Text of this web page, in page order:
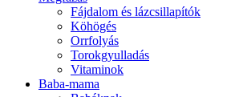
Fájdalom és lázcsillapítók
Köhögés
Orrfolyás
Torokgyulladás
Vitaminok
Baba-mama